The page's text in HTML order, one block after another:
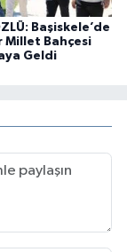
Başiskele’de
Millet Bahçesi
Geldi